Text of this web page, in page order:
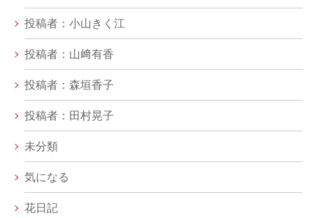
投稿者：小山きく江
投稿者：山﨑有香
投稿者：森垣香子
投稿者：田村晃子
未分類
気になる
花日記